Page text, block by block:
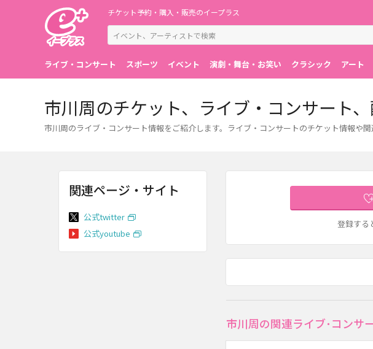
チケット予約・購入・販売のイープラス
ライブ・コンサート スポーツ イベント 演劇・舞台・お笑い クラシック アート
市川周のチケット、ライブ・コンサート
市川周のライブ・コンサート情報をご紹介します。ライブ・コンサートのチケット情報や
登録する
市川周の関連ライブ･コンサ
関連ページ・サイト
公式twitter
公式youtube